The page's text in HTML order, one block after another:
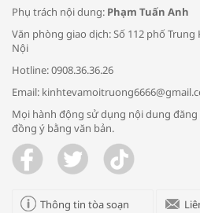
Bác sĩ tư
đường hô
Trao yêu
Phụ trách nội dung: Phạm Tuấn Anh
Văn phòng giao dịch: Số 112 phố Trung
Nội
Hotline: 0908.36.36.26
Email:
Mọi hành động sử dụng nội dung
đồng ý bằng văn bản.
Thông tin tòa soạn